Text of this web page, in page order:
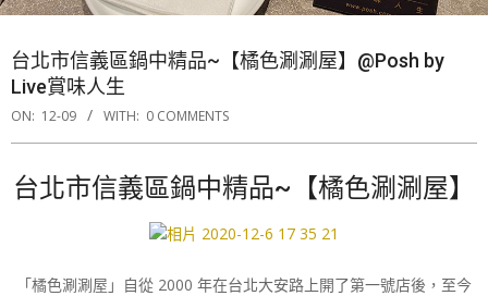
台北市信義區鍋中精品~【橘色涮涮屋】@Posh by
Live賞味人生
ON: 12-09 WITH: 0 COMMENTS
台北市信義區鍋中精品~【橘色涮涮屋】
「橘色涮涮屋」自從 2000 年在台北大安路上開了第一號店後，至今